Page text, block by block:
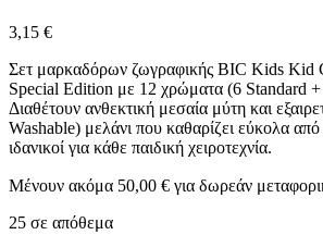
3,15 €
Σετ μαρκαδόρων ζωγραφικής BIC Kids Kid
Special Edition με 12 χρώματα (6 Standard
Διαθέτουν ανθεκτική μεσαία μύτη και
Washable) μελάνι που καθαρίζει εύκολα
ιδανικοί για κάθε παιδική χειροτεχνία.
Μένουν ακόμα 50,00 € για δωρεάν
25 σε απόθεμα